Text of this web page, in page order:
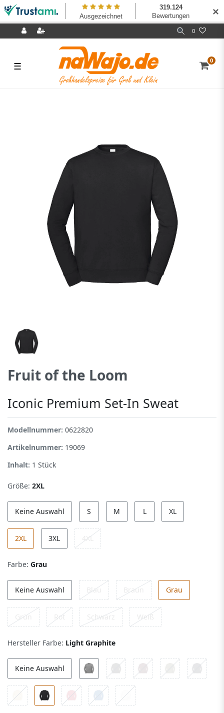
0
☰ 0
Fruit of the Loom
Iconic Premium Set-In Sweat
Modellnummer: 0622820
Artikelnummer: 19069
Inhalt: 1 Stück
Größe: 2XL
Keine Auswahl S M L XL
2XL 3XL 4XL
Farbe: Grau
Keine Auswahl Blau Braun Grau
Grün Rot Schwarz Weiß
Hersteller Farbe: Light Graphite
Keine Auswahl
✕